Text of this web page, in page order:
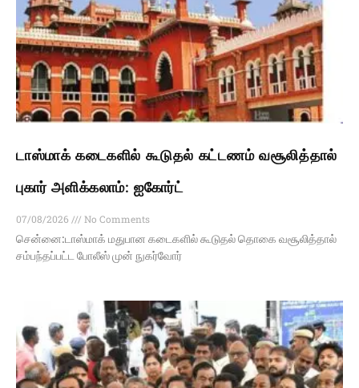
டாஸ்மாக் கடைகளில் கூடுதல் கட்டணம் வசூலித்தால்
புகார் அளிக்கலாம்: ஐகோர்ட்
07/08/2026
No Comments
சென்னை:டாஸ்மாக் மதுபான கடைகளில் கூடுதல் தொகை வசூலித்தால்
சம்பந்தப்பட்ட போலீஸ் முன் நுகர்வோர்